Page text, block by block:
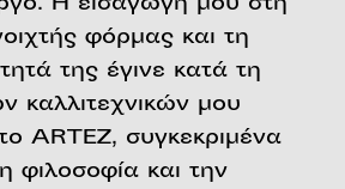
φόρμας και τη
της έγινε κατά τη
καλλιτεχνικών μου
ARTEZ, συγκεκριμένα
φιλοσοφία και την